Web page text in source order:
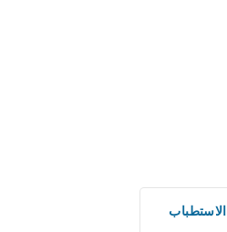
الاستطباب